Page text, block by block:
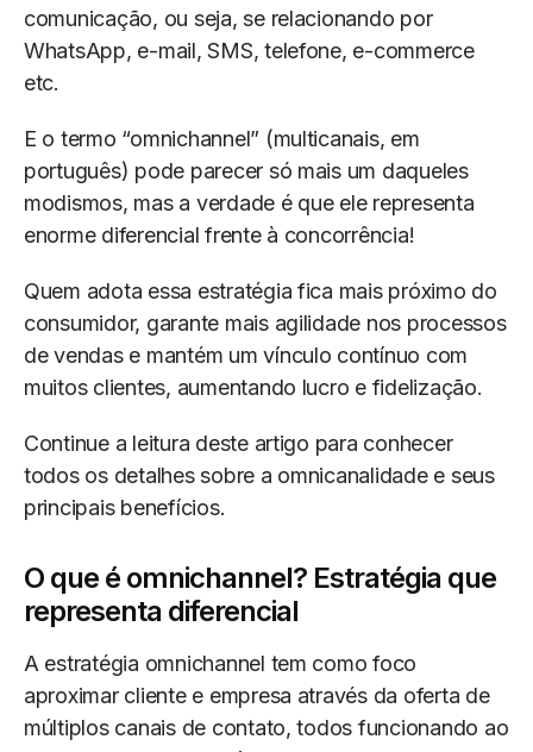
comunicação, ou seja, se relacionando por
WhatsApp, e-mail, SMS, telefone, e-commerce
etc.
E o termo “omnichannel” (multicanais, em
português) pode parecer só mais um daqueles
modismos, mas a verdade é que ele representa
enorme diferencial frente à concorrência!
Quem adota essa estratégia fica mais próximo do
consumidor, garante mais agilidade nos processos
de vendas e mantém um vínculo contínuo com
muitos clientes, aumentando lucro e fidelização.
Continue a leitura deste artigo para conhecer
todos os detalhes sobre a omnicanalidade e seus
principais benefícios.
O que é omnichannel? Estratégia que
representa diferencial
A estratégia omnichannel tem como foco
aproximar cliente e empresa através da oferta de
múltiplos canais de contato, todos funcionando ao